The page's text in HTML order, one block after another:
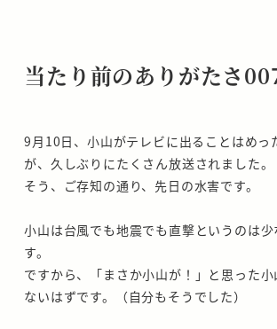
当たり前のありがたさ
9月10日、小山がテレビに出ることはめっ
が、久しぶりにたくさん放送されました。
そう、ご存知の通り、先日の水害です。
小山は台風でも地震でも直撃というのは少
す。
ですから、「まさか小山が！」と思った小
ないはずです。（自分もそうでした）